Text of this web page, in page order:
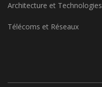
Architecture et Technologies
Télécoms et Réseaux